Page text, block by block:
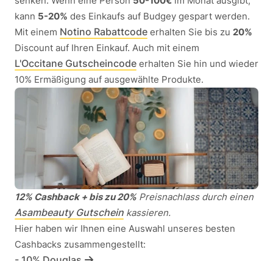
kann 5-20% des Einkaufs auf Budgey gespart werden.
Mit einem Notino Rabattcode erhalten Sie bis zu 20%
Discount auf Ihren Einkauf. Auch mit einem
L'Occitane Gutscheincode erhalten Sie hin und wieder
10% Ermäßigung auf ausgewählte Produkte.
12% Cashback + bis zu 20%Preisnachlass durch einen
Asambeauty Gutschein kassieren.
Hier haben wir Ihnen eine Auswahl unseres besten
Cashbacks zusammengestellt: